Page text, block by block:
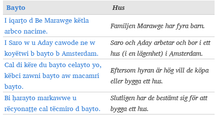
Bayto Hus
I iqarṯo d Be Marawge këtla
arbco nacime.
Familjen Marawge har fyra barn.
I Saro w u Aday cawode ne w
koyëtwi b bayto b Amsterdam.
Sarooch Aday arbetar och bor i ett
hus (i en lägenhet) i Amsterdam.
Cal di këre du bayto celayto yo,
këbci zawni bayto aw macamri
bayto.
Eftersom hyran är hög vill de köpa
eller bygga ett hus.
Bi ḥarayto markawwe u
rëcyonaṯṯe cal tëcmiro d bayto.
Slutligen har de bestämt sig för att
bygga ett hus.